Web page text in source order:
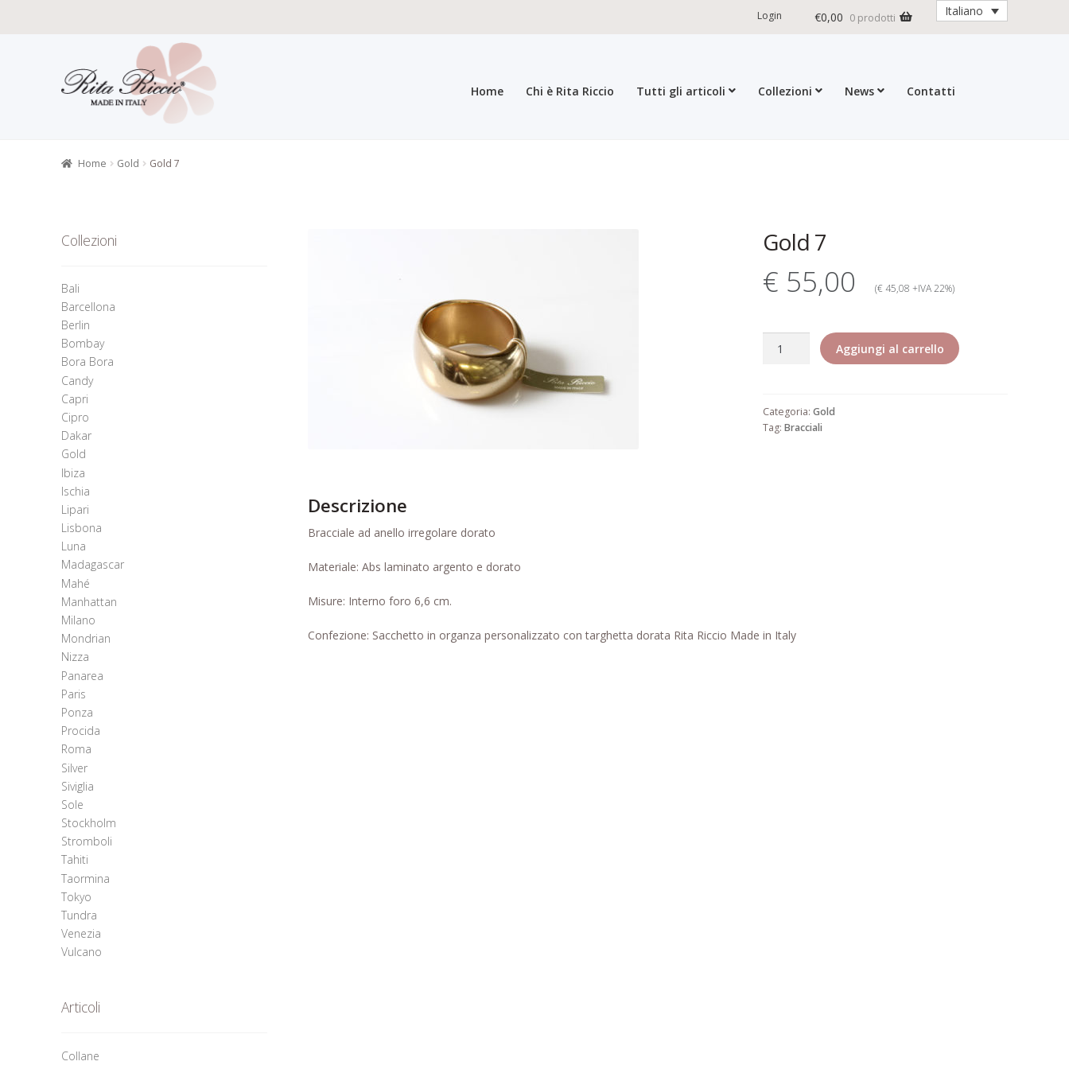
Login €0,00 0 prodotti Italiano
alla
navigazione
contenuto
Home Chi è Rita Riccio Tutti gli articoli Collezioni News
Contatti
Home Gold Gold 7
Gold 7
€ 55,00 (€ 45,08 +IVA 22%)
Aggiungi al carrello
Categoria:Gold
Tag:Bracciali
Descrizione
Bracciale ad anello irregolare dorato
Materiale: Abs laminato argento e dorato
Misure: Interno foro 6,6 cm.
Confezione: Sacchetto in organza personalizzato con targhetta dorata Rita Riccio Made in Italy
Collezioni
Bali
Barcellona
Berlin
Bombay
Bora Bora
Candy
Capri
Cipro
Dakar
Gold
Ibiza
Ischia
Lipari
Lisbona
Luna
Madagascar
Mahé
Manhattan
Milano
Mondrian
Nizza
Panarea
Paris
Ponza
Procida
Roma
Silver
Siviglia
Sole
Stockholm
Stromboli
Tahiti
Taormina
Tokyo
Tundra
Venezia
Vulcano
Articoli
Collane